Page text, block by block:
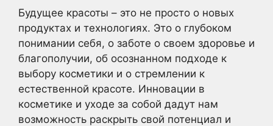
Будущее красоты – это не просто о новых
продуктах и технологиях. Это о глубоком
понимании себя, о заботе о своем здоровье и
благополучии, об осознанном подходе к
выбору косметики и о стремлении к
естественной красоте. Инновации в
косметике и уходе за собой дадут нам
возможность раскрыть свой потенциал и